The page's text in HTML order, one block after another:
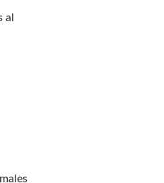
al